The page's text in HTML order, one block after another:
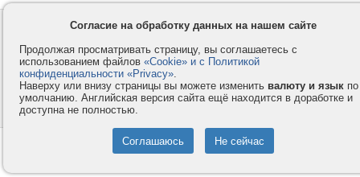
Контакты
Компания
Privacy и Cookie
Правила и условия
Услуги
Как оплатить
Форумы
© 2008-2026VMESTE.EU
Согласие на обработку данных на нашем сайте
Продолжая просматривать страницу, вы соглашаетесь с
использованием файлов «Cookie» и с Политикой
конфиденциальности «Privacy».
Наверху или внизу страницы вы можете изменить валюту и язык по
умолчанию. Английская версия сайта ещё находится в доработке и
доступна не полностью.